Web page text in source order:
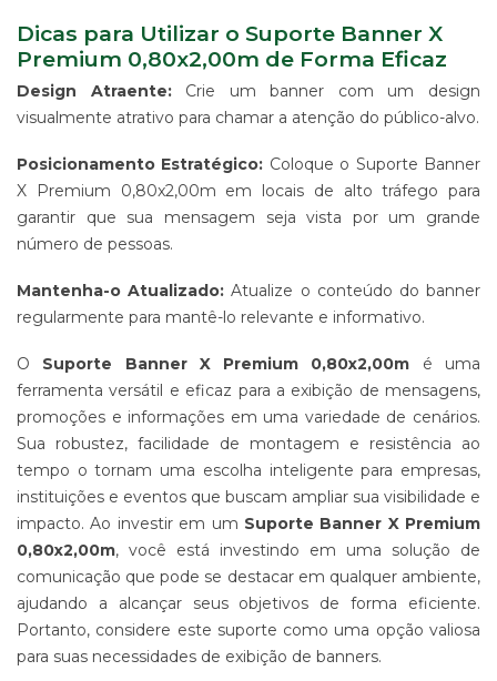
TRABALHE
CONOSCO
Dicas para Utilizar o Suporte Banner X
Premium 0,80x2,00m de Forma Eficaz
Design Atraente:Crie um banner com um design
visualmente atrativo para chamar a atenção do público-alvo.
Posicionamento Estratégico: Coloque o Suporte Banner
X Premium 0,80x2,00m em locais de alto tráfego para
garantir que sua mensagem seja vista por um grande
número de pessoas.
Mantenha-o Atualizado: Atualize o conteúdo do banner
regularmente para mantê-lo relevante e informativo.
O Suporte Banner X Premium 0,80x2,00m é uma
ferramenta versátil e eficaz para a exibição de mensagens,
promoções e informações em uma variedade de cenários.
Sua robustez, facilidade de montagem e resistência ao
tempo o tornam uma escolha inteligente para empresas,
instituições e eventos que buscam ampliar sua visibilidade e
impacto. Ao investir em um Suporte Banner X Premium
0,80x2,00m, você está investindo em uma solução de
comunicação que pode se destacar em qualquer ambiente,
ajudando a alcançar seus objetivos de forma eficiente.
Portanto, considere este suporte como uma opção valiosa
para suas necessidades de exibição de banners.